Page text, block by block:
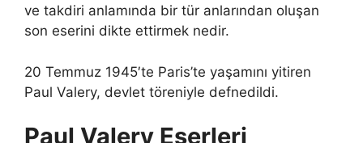
ve takdiri anlamında bir tür anlarından oluşan
son eserini dikte ettirmek nedir.
20 Temmuz 1945′te Paris’te yaşamını yitiren
Paul Valery, devlet töreniyle defnedildi.
Paul Valery Eserleri